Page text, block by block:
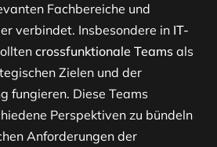
Fachbereiche und
verbindet. Insbesondere in IT-
crossfunktionale Teams als
Zielen und der
fungieren. Diese Teams
Perspektiven zu bündeln
Anforderungen der